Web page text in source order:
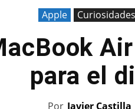
Apple Curiosidades
para el
Por Javier Castilla